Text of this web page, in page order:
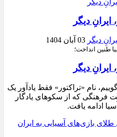
دیگر
03 آبان 1404
طنین انداخت؛
دیگر
نام «تراکتور» فقط یادآور یک
فرهنگی که از سکوهای یادگار
ادامه یافت.